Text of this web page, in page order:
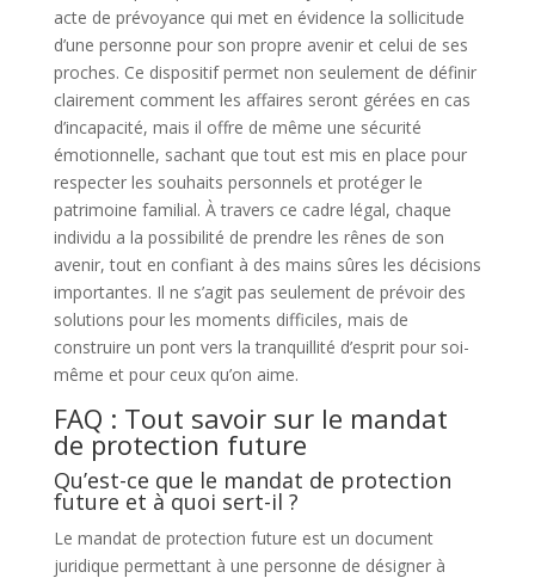
acte de prévoyance qui met en évidence la sollicitude
d’une personne pour son propre avenir et celui de ses
proches. Ce dispositif permet non seulement de définir
clairement comment les affaires seront gérées en cas
d’incapacité, mais il offre de même une sécurité
émotionnelle, sachant que tout est mis en place pour
respecter les souhaits personnels et protéger le
patrimoine familial. À travers ce cadre légal, chaque
individu a la possibilité de prendre les rênes de son
avenir, tout en confiant à des mains sûres les décisions
importantes. Il ne s’agit pas seulement de prévoir des
solutions pour les moments difficiles, mais de
construire un pont vers la tranquillité d’esprit pour soi-
même et pour ceux qu’on aime.
FAQ : Tout savoir sur le mandat
de protection future
Qu’est-ce que le mandat de protection
future et à quoi sert-il ?
Le mandat de protection future est un document
juridique permettant à une personne de désigner à